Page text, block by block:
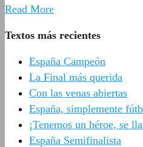
Read More
Textos más recientes
España Campeón
La Final más querida
Con las venas abiertas
España, simplemente
¡Tenemos un héroe, se
España Semifinalista